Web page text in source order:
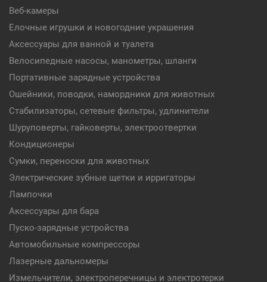
Веб-камеры
Елочные игрушки и новогодние украшения
Аксессуары для ванной и туалета
Велосипедные насосы, манометры, шланги
Портативные зарядные устройства
Ошейники, поводки, намордники для животных
Стабилизаторы, сетевые фильтры, удлинители
Шуруповерты, гайковерты, электроотвертки
Кондиционеры
Сумки, переноски для животных
Электрические зубные щетки и ирригаторы
Лампочки
Аксессуары для бара
Пуско-зарядные устройства
Автомобильные компрессоры
Лазерные дальномеры
Измельчители, электроперечницы и электротерки